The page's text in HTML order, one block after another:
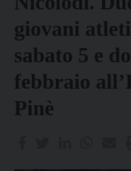
giovani
sabato 5 e
febbraio
Pinè